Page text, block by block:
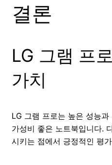
결론
LG 그램 프
가치
LG 그램 프로는 높은 성능
가성비 좋은 노트북입니다.
시키는 점에서 긍정적인 평